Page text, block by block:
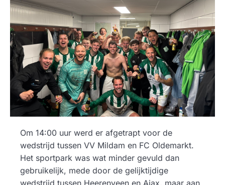
Om 14:00 uur werd er afgetrapt voor de
wedstrijd tussen VV Mildam en FC Oldemarkt.
Het sportpark was wat minder gevuld dan
gebruikelijk, mede door de gelijktijdige